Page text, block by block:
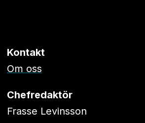
Kontakt
Om oss
Chefredaktör
Frasse Levinsson